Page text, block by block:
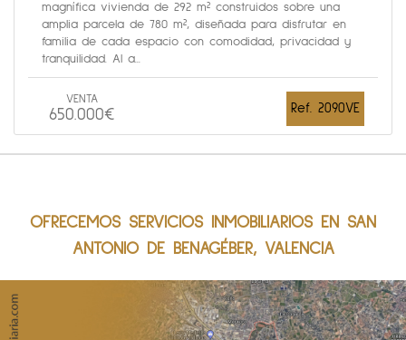
magnífica vivienda de 292 m² construidos sobre una
amplia parcela de 780 m², diseñada para disfrutar en
familia de cada espacio con comodidad, privacidad y
tranquilidad. Al a...
VENTA
650.000€ Ref. 2090VE
OFRECEMOS SERVICIOS INMOBILIARIOS EN SAN
ANTONIO DE BENAGÉBER, VALENCIA